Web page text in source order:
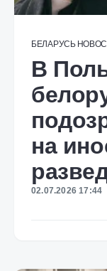
БЕЛАРУСЬ
В
на
02.07.2026 17:44